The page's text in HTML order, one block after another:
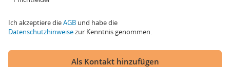
Ich akzeptiere dieAGB und habe die
Datenschutzhinweisezur Kenntnis genommen.
Als Kontakt hinzufügen